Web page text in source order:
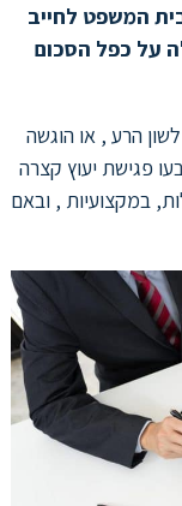
המשפט לחייב
על כפל הסכום
הרע , או הוגשה
פגישת יעוץ קצרה
במקצועיות , ובאם